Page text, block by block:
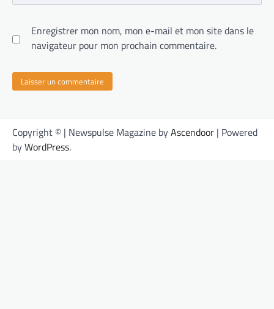
Enregistrer mon nom, mon e-mail et mon site dans le
navigateur pour mon prochain commentaire.
Copyright © | Newspulse Magazine byAscendoor | Powered
byWordPress.